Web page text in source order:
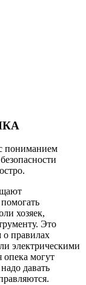
пониманием
хозяек,
Это
о правилах
электрическими
могут
давать